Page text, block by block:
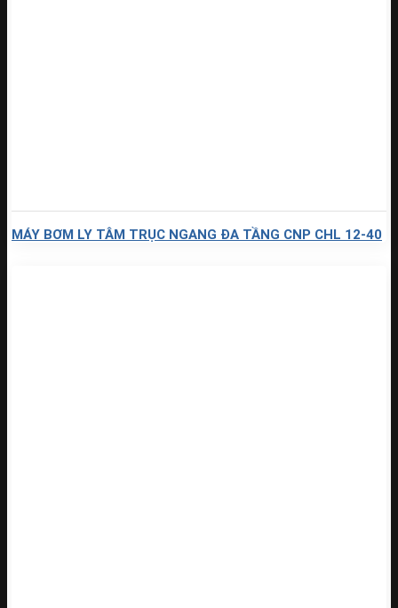
MÁY BƠM LY TÂM TRỤC NGANG ĐA TẦNG CNP CHL 12-40